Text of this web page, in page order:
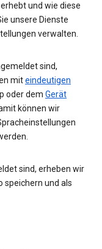
und wie diese
unsere Dienste
verwalten.
sind,
miteindeutigen
oder dem Gerät
können wir
sind, erheben wir
speichern und als